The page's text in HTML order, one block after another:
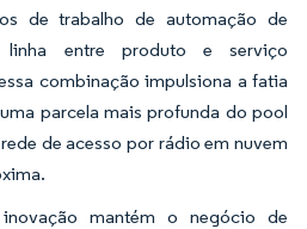
de trabalho de automação de
linha entre produto e serviço
combinação impulsiona a fatia
parcela mais profunda do pool
de acesso por rádio em nuvem
mantém o negócio de